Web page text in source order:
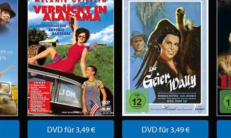
DVD für 3,49 €
DVD für 3,49 €